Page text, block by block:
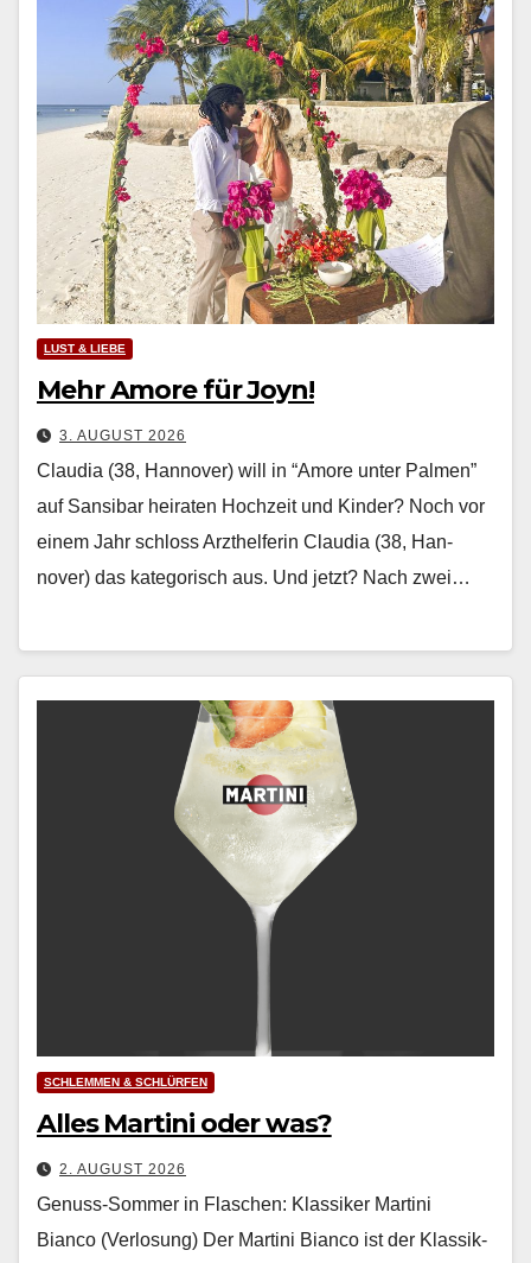
LUST & LIEBE
Mehr Amore für Joyn!
3. AUGUST 2026
Claudia (38, Hannover) will in “Amore unter Palmen”
auf Sansibar heiraten Hochzeit und Kinder? Noch vor
einem Jahr schloss Arzthelferin Clau­dia (38, Han­
nover) das kat­e­gorisch aus. Und jet­zt? Nach zwei…
SCHLEMMEN & SCHLÜRFEN
Alles Martini oder was?
2. AUGUST 2026
Genuss-Sommer in Flaschen: Klassiker Martini
Bianco (Verlosung) Der Mar­ti­ni Bian­co ist der Klas­sik­